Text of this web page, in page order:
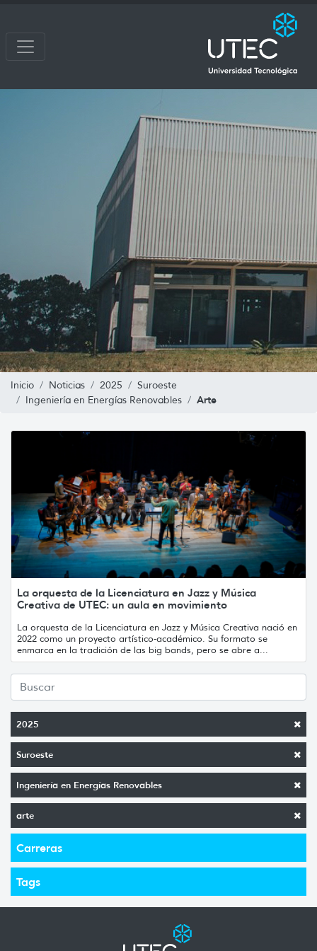
Inicio Noticias 2025
Suroeste
Ingeniería en Energías Renovables
Arte
2025
Suroeste
Ingeniería en Energías Renovables
arte
Carreras
Tags
La orquesta de la Licenciatura en Jazz y Música
Creativa de UTEC: un aula en movimiento
La orquesta de la Licenciatura en Jazz y Música Creativa nació en
2022 como un proyecto artístico-académico. Su formato se
enmarca en la tradición de las big bands, pero se abre a...